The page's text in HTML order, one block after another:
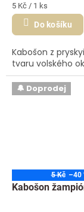
Měrná
cena:
5 Kč / 1 ks
Do košíku
Kabošon z
tvaru volského
🔔 Doprodej
5 Kč –40
Kabošon